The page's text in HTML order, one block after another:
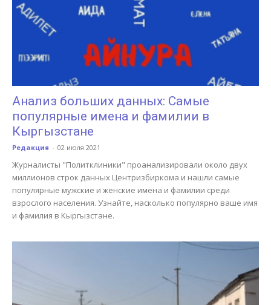
Анализ больших данных: Самые
популярные имена и фамилии в
Кыргызстане
Редакция - 02 июля 2021
Журналисты "Политклиники" проанализировали около двух
миллионов строк данных Центризбиркома и нашли самые
популярные мужские и женские имена и фамилии среди
взрослого населения. Узнайте, насколько популярно ваше имя
и фамилия в Кыргызстане.